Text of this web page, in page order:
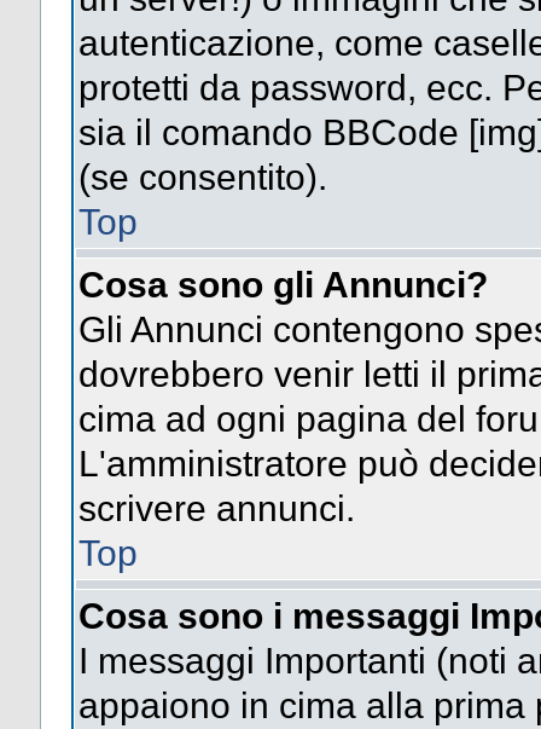
autenticazione, come
protetti da password, ecc.
sia il comando BBCode
(se consentito).
Top
Cosa sono gli Annunci?
Gli Annunci contengono
dovrebbero venir letti il
cima ad ogni pagina del
L'amministratore può
scrivere annunci.
Top
Cosa sono i messaggi
I messaggi Importanti (noti
appaiono in cima alla